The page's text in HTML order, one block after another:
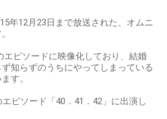
年12月23日まで放送された、オムニ
エピソードに映像化しており、結婚
知らずのうちにやってしまっている
す。
ピソード「40．41．42」に出演し